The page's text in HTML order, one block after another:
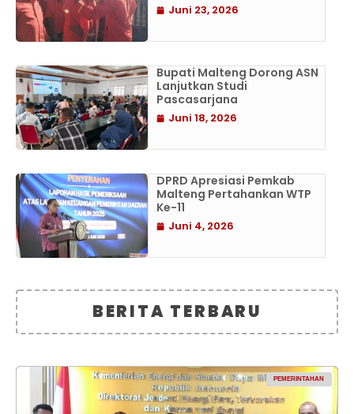
Juni 23, 2026
Bupati Malteng Dorong ASN
Lanjutkan Studi
Pascasarjana
Juni 18, 2026
DPRD Apresiasi Pemkab
Malteng Pertahankan WTP
Ke-11
Juni 4, 2026
BERITA TERBARU
PEMERINTAHAN